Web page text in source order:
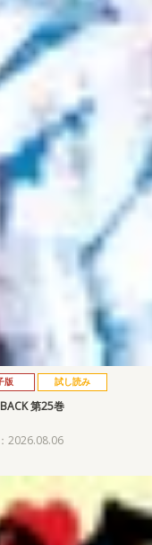
版 試し読み
第25巻
2026.08.06